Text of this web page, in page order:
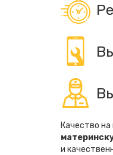
Качество
и